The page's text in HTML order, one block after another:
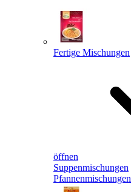
Fertige Mischungen
öffnen
Suppenmischungen
Pfannenmischungen